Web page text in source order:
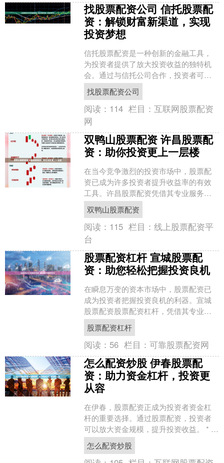
找股票配资公司 信托股票配
资：解锁财富新渠道，实现
投资梦想
信托股票配资是一种创新的金融工具，
为投资者提供了放大投资收益的独特机
会。通过与信托公司合作，投资者可以
利用杠杆效应找股票配资公司，以较小
的初始资本撬动更大的投资....
找股票配资公司
阅读： 114 栏目：互联网股票配资
网
双鸭山股票配资 许昌股票配
资：助你投资更上一层楼
在当今竞争激烈的投资市场中，股票配
资已成为许多投资者提升收益率的有效
工具。许昌股票配资凭借其专业服务和
灵活的配资方案，为投资者提供了强有
力的支持。 收集所有与配....
双鸭山股票配资
阅读： 115 栏目：线上股票配资平
台
股票配资杠杆 宣城股票配
资：助您轻松把握投资良机
在瞬息万变的资本市场中，股票配资已
成为投资者把握投资良机的利器。宣城
股票配资股票配资杠杆，凭借其专业的
服务和灵活的融资方案，为投资者提供
了一条便捷高效的投资途径....
股票配资杠杆
阅读： 56 栏目：可靠股票配资网
怎么配资炒股 伊春股票配
资：助力资金杠杆，投资更
从容
在伊春，股票配资正成为投资者资金杠
杆的重要选择。通过股票配资，投资者
可以放大资金规模，提升投资收益。 * **
合法合规：**持有相关金融牌照，受监管
机构监督。 ....
怎么配资炒股